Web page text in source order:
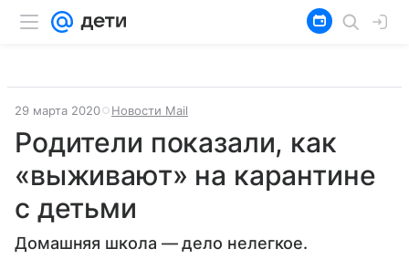
29 марта 2020 Новости Mail
Родители показали, как
«выживают» на карантине
с детьми
Домашняя школа — дело нелегкое.